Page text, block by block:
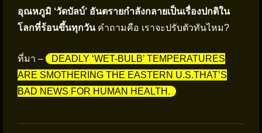
อุณหภูมิ ‘วัดบัลบ์’ อันตรายกำลังกลายเป็นเรื่องปกติใน
โลกที่ร้อนขึ้นทุกวันคำถามคือ เราจะปรับตัวทันไหม?
ที่มา –
DEADLY ‘WET-BULB’ TEMPERATURES
ARE SMOTHERING THE EASTERN U.S.THAT’S
BAD NEWS FOR HUMAN HEALTH.